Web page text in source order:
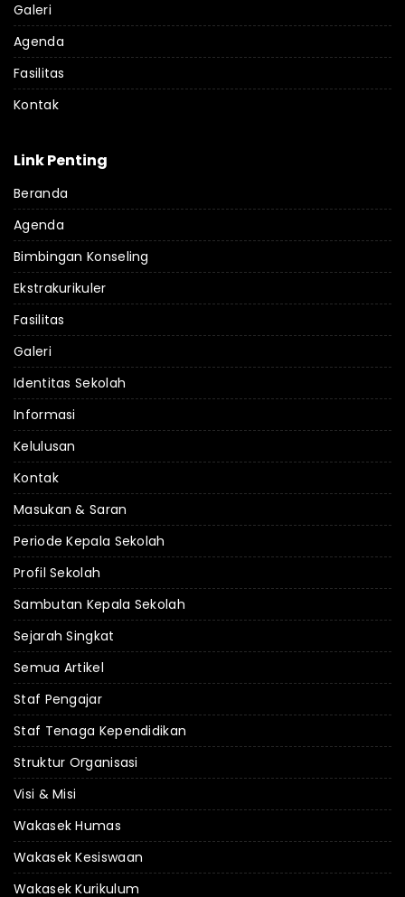
Galeri
Agenda
Fasilitas
Kontak
Link Penting
Beranda
Agenda
Bimbingan Konseling
Ekstrakurikuler
Fasilitas
Galeri
Identitas Sekolah
Informasi
Kelulusan
Kontak
Masukan & Saran
Periode Kepala Sekolah
Profil Sekolah
Sambutan Kepala Sekolah
Sejarah Singkat
Semua Artikel
Staf Pengajar
Staf Tenaga Kependidikan
Struktur Organisasi
Visi & Misi
Wakasek Humas
Wakasek Kesiswaan
Wakasek Kurikulum